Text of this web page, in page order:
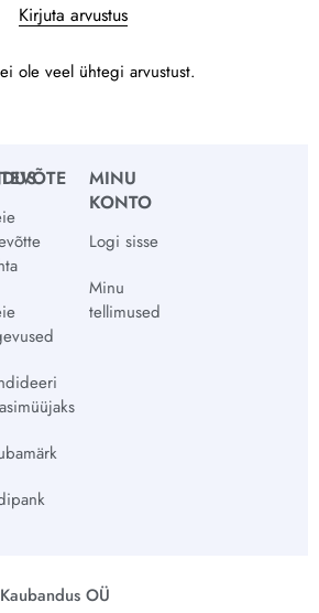
Kirjuta arvustus
ole veel ühtegi arvustust.
MINU
KONTO
Logi sisse
Minu
tellimused
OÜ